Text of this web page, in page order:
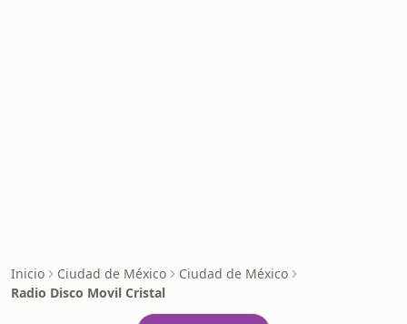
Inicio Ciudad de México
Ciudad de México
Radio Disco Movil Cristal